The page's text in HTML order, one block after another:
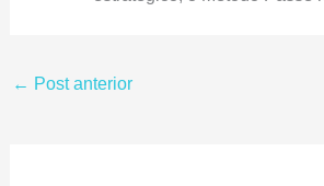
← Post anterior